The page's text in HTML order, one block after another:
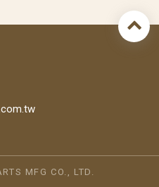
MFG CO., LTD.